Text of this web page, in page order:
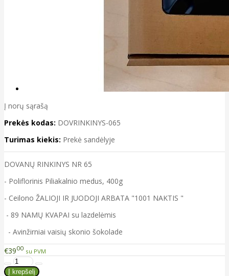
Į norų sąrašą
Prekės kodas: DOVRINKINYS-065
Turimas kiekis: Prekė sandėlyje
DOVANŲ RINKINYS NR 65
- Poliflorinis Piliakalnio medus, 400g
- Ceilono ŽALIOJI IR JUODOJI ARBATA "1001 NAKTIS "
- 89 NAMŲ KVAPAI su lazdelėmis
- Avinžirniai vaisių skonio šokolade
€3900 su PVM